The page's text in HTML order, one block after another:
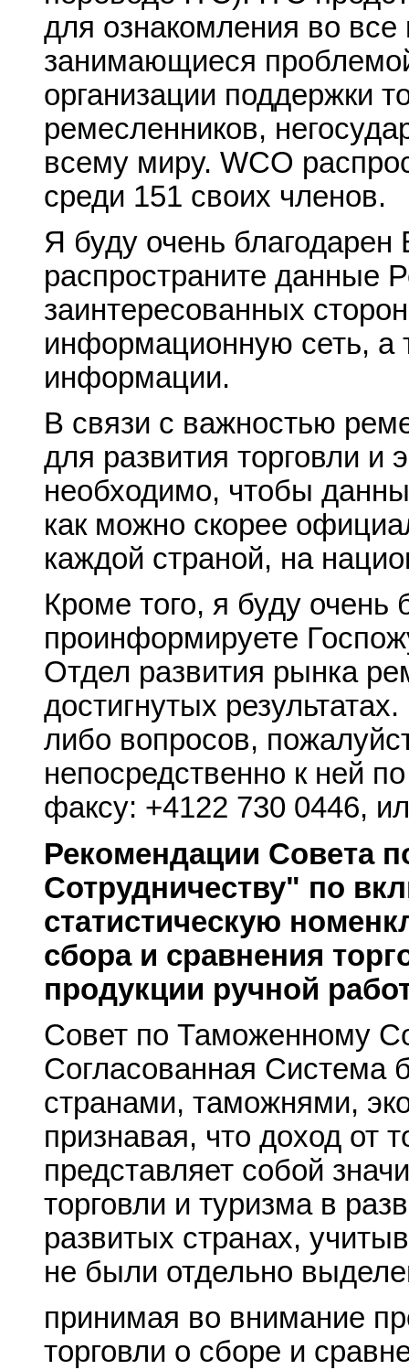
для ознакомления во
занимающиеся
организации поддержки
ремесленников,
всему миру. WCO
среди 151 своих членов.
Я буду очень
распространите данные
заинтересованных
информационную сеть, а
информации.
В связи с важностью
для развития торговли и
необходимо, чтобы
как можно скорее
каждой страной, на
Кроме того, я буду
проинформируете
Отдел развития рынка
достигнутых
либо вопросов,
непосредственно к ней
факсу: +4122 730 0446,
Рекомендации Совета
Сотрудничеству" по
статистическую
сбора и сравнения
продукции ручной
Совет по Таможенному
Согласованная Система
странами, таможнями,
признавая, что доход от
представляет собой
торговли и туризма в
развитых странах,
не были отдельно
принимая во внимание
торговли о сборе и